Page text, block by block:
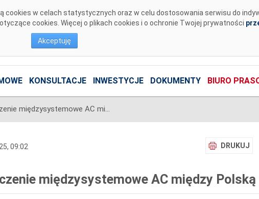
w celach statystycznych oraz w celu dostosowania serwisu do
cookies. Więcej o plikach cookies i o ochronie Twojej prywatności
Akceptuję
KONSULTACJE INWESTYCJE DOKUMENTY BIURO
Drugie połączenie międzysystemowe AC między Polską a Litwą
DRUKUJ
09:02
międzysystemowe AC między